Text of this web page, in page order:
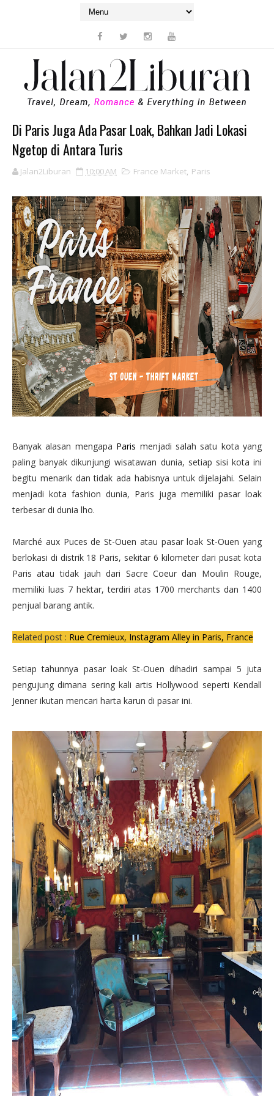
Di Paris Juga Ada Pasar Loak, Bahkan Jadi Lokasi
Ngetop di Antara Turis
Jalan2Liburan 10:00 AM France Market, Paris
Banyak alasan mengapa Paris menjadi salah satu kota yang
paling banyak dikunjungi wisatawan dunia, setiap sisi kota ini
begitu menarik dan tidak ada habisnya untuk dijelajahi. Selain
menjadi kota fashion dunia, Paris juga memiliki pasar loak
terbesar di dunia lho.
Marché aux Puces de St-Ouen atau pasar loak St-Ouen yang
berlokasi di distrik 18 Paris, sekitar 6 kilometer dari pusat kota
Paris atau tidak jauh dari Sacre Coeur dan Moulin Rouge,
memiliki luas 7 hektar, terdiri atas 1700 merchants dan 1400
penjual barang antik.
Related post : Rue Cremieux, Instagram Alley in Paris, France
Setiap tahunnya pasar loak St-Ouen dihadiri sampai 5 juta
pengujung dimana sering kali artis Hollywood seperti Kendall
Jenner ikutan mencari harta karun di pasar ini.